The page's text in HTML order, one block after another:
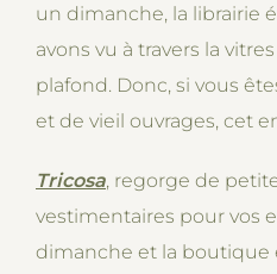
un dimanche, la librairie
avons vu à travers la
plafond. Donc, si vous
et de vieil ouvrages, cet
Tricosa, regorge de
vestimentaires pour vos
dimanche et la boutique